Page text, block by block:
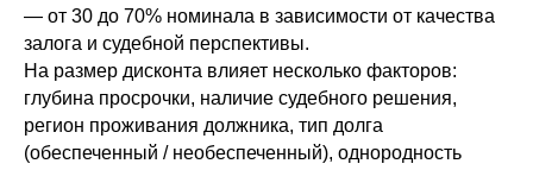
— от 30 до 70% номинала в зависимости от качества
залога и судебной перспективы.
На размер дисконта влияет несколько факторов:
глубина просрочки, наличие судебного решения,
регион проживания должника, тип долга
(обеспеченный / необеспеченный), однородность